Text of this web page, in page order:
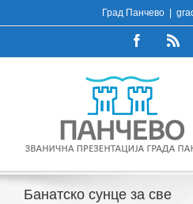
to
Град Панчево
FacebookRss
Банатско сунце за све